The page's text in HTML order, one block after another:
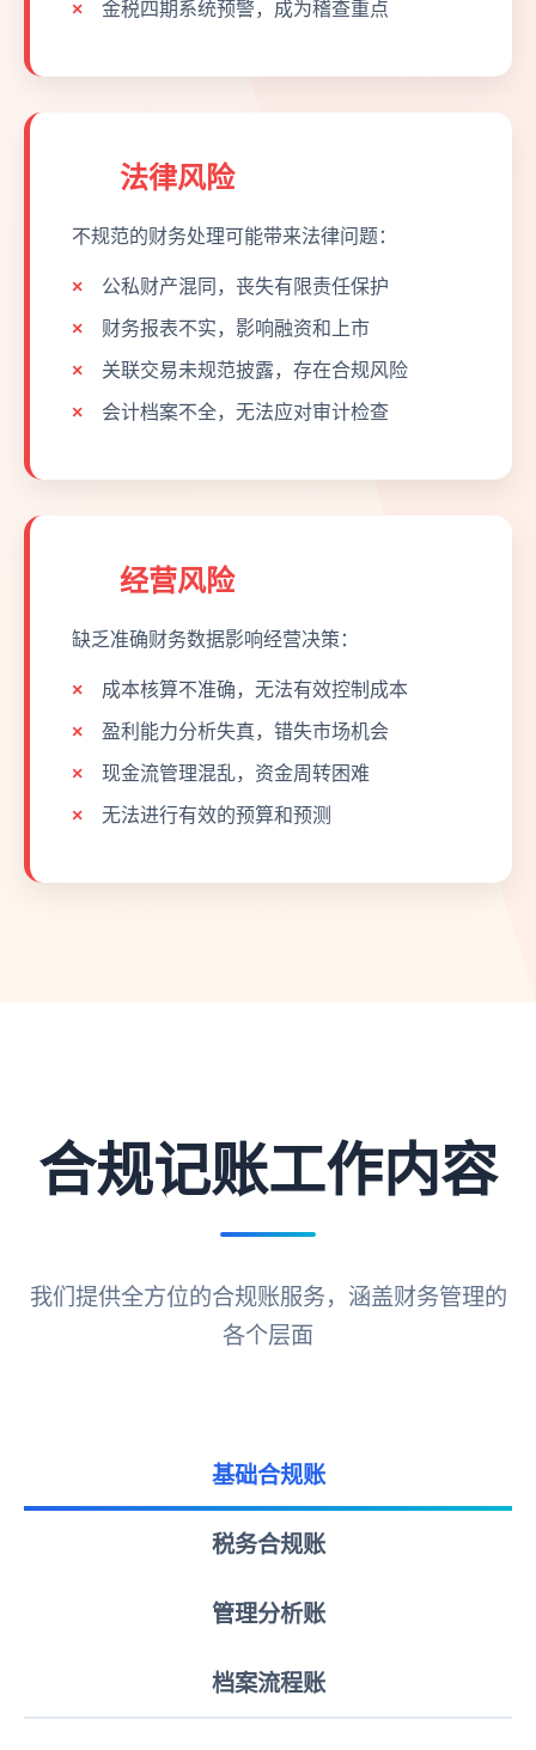
金税四期系统预警，成为稽查重点
法律风险
不规范的财务处理可能带来法律问题：
公私财产混同，丧失有限责任保护
财务报表不实，影响融资和上市
关联交易未规范披露，存在合规风险
会计档案不全，无法应对审计检查
经营风险
缺乏准确财务数据影响经营决策：
成本核算不准确，无法有效控制成本
盈利能力分析失真，错失市场机会
现金流管理混乱，资金周转困难
无法进行有效的预算和预测
合规记账工作内容
我们提供全方位的合规账服务，涵盖财务管理的
各个层面
基础合规账
税务合规账
管理分析账
档案流程账